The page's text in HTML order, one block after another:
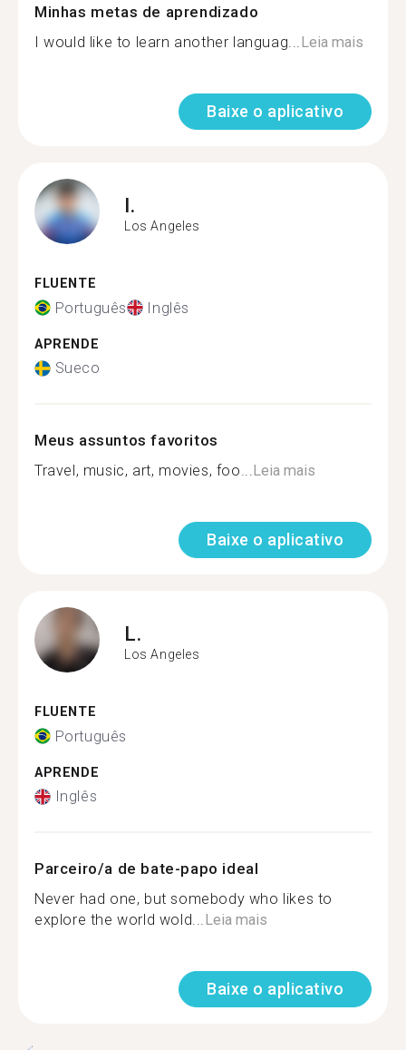
Minhas metas de aprendizado
I would like to learn another languag...Leia mais
Baixe o aplicativo
I.
Los Angeles
FLUENTE
Português Inglês
APRENDE
Sueco
Meus assuntos favoritos
Travel, music, art, movies, foo...Leia mais
Baixe o aplicativo
L.
Los Angeles
FLUENTE
Português
APRENDE
Inglês
Parceiro/a de bate-papo ideal
Never had one, but somebody who likes to
explore the world wold...Leia mais
Baixe o aplicativo